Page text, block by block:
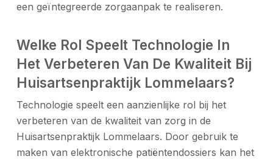
een geïntegreerde zorgaanpak te realiseren.
Welke Rol Speelt Technologie In
Het Verbeteren Van De Kwaliteit Bij
Huisartsenpraktijk Lommelaars?
Technologie speelt een aanzienlijke rol bij het
verbeteren van de kwaliteit van zorg in de
Huisartsenpraktijk Lommelaars. Door gebruik te
maken van elektronische patiëntendossiers kan het